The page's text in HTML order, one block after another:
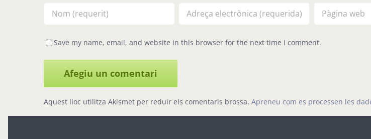
Save my name, email, and website in this browser for the next time I comment.
Aquest lloc utilitza Akismet per reduir els comentaris brossa. Apreneu com es processen les